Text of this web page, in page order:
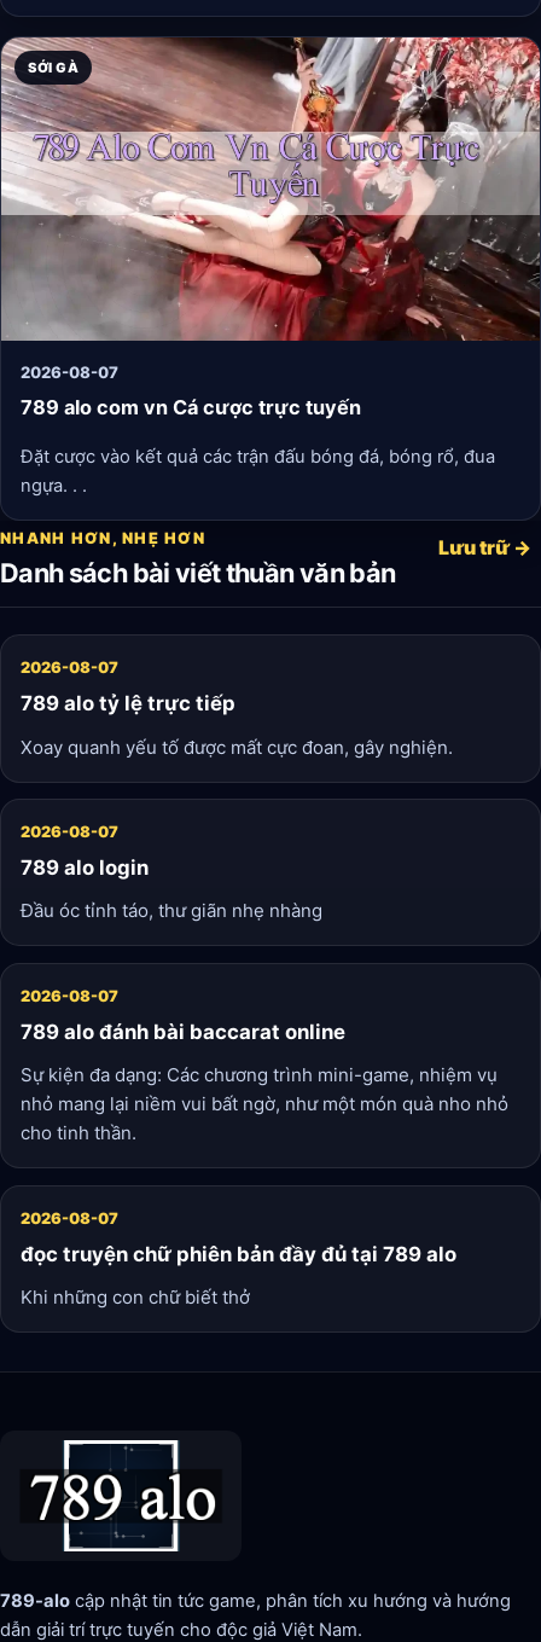
pixel dễ thương, cơ chế chơi tự do và đầy bất ngờ. Rất
phù hợp để giải tỏa stress.
SỚI GÀ
2026-08-07
789 alo com vn Cá cược trực tuyến
Đặt cược vào kết quả các trận đấu bóng đá, bóng rổ, đua
ngựa. . .
NHANH HƠN, NHẸ HƠN
Danh sách bài viết thuần văn bản
Lưu trữ →
2026-08-07
789 alo tỷ lệ trực tiếp
Xoay quanh yếu tố được mất cực đoan, gây nghiện.
2026-08-07
789 alo login
Đầu óc tỉnh táo, thư giãn nhẹ nhàng
2026-08-07
789 alo đánh bài baccarat online
Sự kiện đa dạng: Các chương trình mini-game, nhiệm vụ
nhỏ mang lại niềm vui bất ngờ, như một món quà nho nhỏ
cho tinh thần.
2026-08-07
đọc truyện chữ phiên bản đầy đủ tại 789 alo
Khi những con chữ biết thở
789-alo cập nhật tin tức game, phân tích xu hướng và hướng
dẫn giải trí trực tuyến cho độc giả Việt Nam.